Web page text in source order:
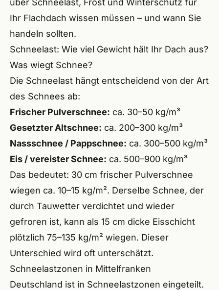
Roth
über Schneelast, Frost und Winterschutz für
Ihr Flachdach wissen müssen – und wann Sie
handeln sollten.
Schneelast: Wie viel Gewicht hält Ihr Dach aus?
Was wiegt Schnee?
Die Schneelast hängt entscheidend von der Art
des Schnees ab:
Frischer Pulverschnee: ca. 30–50 kg/m³
Gesetzter Altschnee: ca. 200–300 kg/m³
Nassschnee / Pappschnee: ca. 300–500 kg/m³
Eis / vereister Schnee: ca. 500–900 kg/m³
Das bedeutet: 30 cm frischer Pulverschnee
wiegen ca. 10–15 kg/m². Derselbe Schnee, der
durch Tauwetter verdichtet und wieder
gefroren ist, kann als 15 cm dicke Eisschicht
plötzlich 75–135 kg/m² wiegen. Dieser
Unterschied wird oft unterschätzt.
Schneelastzonen in Mittelfranken
Deutschland ist in Schneelastzonen eingeteilt.